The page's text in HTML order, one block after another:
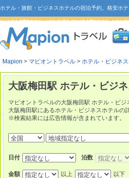
ホテル・旅館・ビジネスホテルの宿泊予約。格安ホテ
Mapion > マピオントラベル > ホテル・ビジネ
大阪梅田駅 ホテル・ビジ
マピオントラベルの大阪梅田駅 ホテル・ビジ
大阪梅田駅にあるホテル・ビジネスホテルの
※検索結果には広告情報が含まれています。
日付 泊数
金額 以上 以下